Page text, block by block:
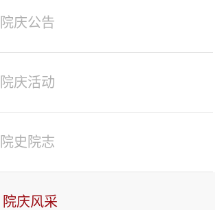
院庆公告
院庆活动
院史院志
院庆风采